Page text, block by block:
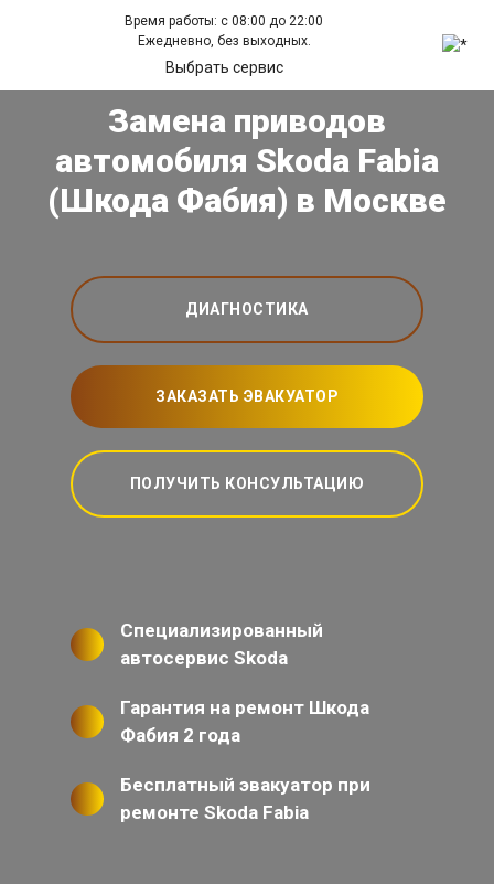
Время работы: с 08:00 до 22:00
Ежедневно, без выходных.
Выбрать сервис
Замена приводов
автомобиля Skoda Fabia
(Шкода Фабия) в Москве
ДИАГНОСТИКА
ЗАКАЗАТЬ ЭВАКУАТОР
ПОЛУЧИТЬ КОНСУЛЬТАЦИЮ
Специализированный
автосервис Skoda
Гарантия на ремонт Шкода
Фабия 2 года
Бесплатный эвакуатор при
ремонте Skoda Fabia